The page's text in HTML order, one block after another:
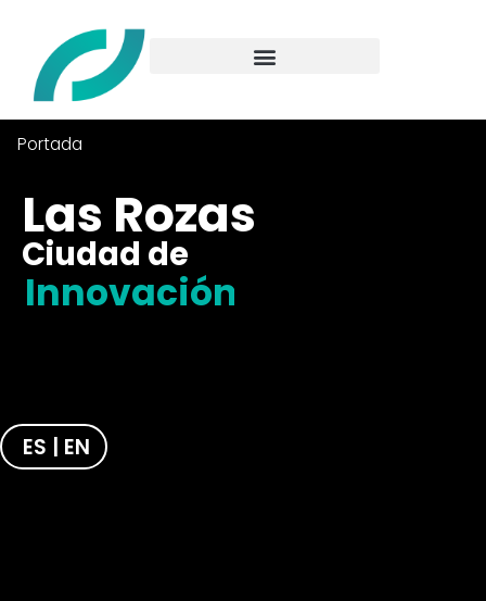
Portada
Las Rozas
Ciudad de
Innovación
ES EN